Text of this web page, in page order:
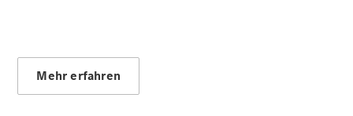
Digitale
Mehr erfahren